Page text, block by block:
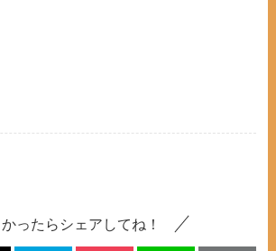
かったらシェアしてね！